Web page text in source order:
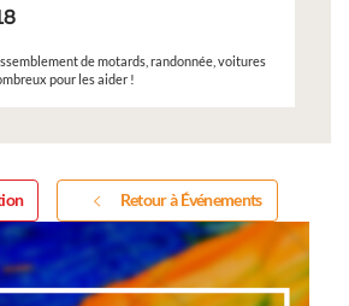
de motards, randonnée, voitures
pour les aider !
Retour à Événements